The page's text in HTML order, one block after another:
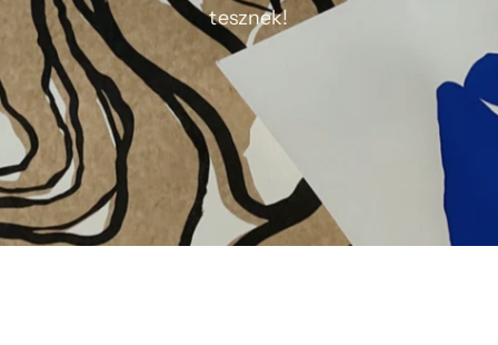
tesznek!